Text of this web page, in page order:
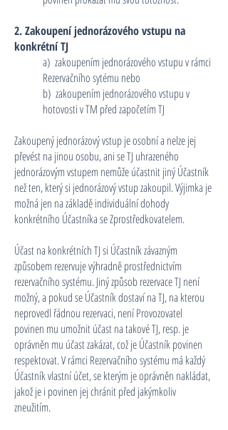
2. Zakoupení jednorázového vstupu na
konkrétní TJ
a) zakoupením jednorázového vstupu v rámci
Rezervačního sytému nebo
b) zakoupením jednorázového vstupu v
hotovosti v TM před započetím TJ
Zakoupený jednorázový vstup je osobní a nelze jej
převést na jinou osobu, ani se TJ uhrazeného
jednorázovým vstupem nemůže účastnit jiný Účastník
než ten, který si jednorázový vstup zakoupil. Výjimka je
možná jen na základě individuální dohody
konkrétního Účastníka se Zprostředkovatelem.
Účast na konkrétních TJ si Účastník závazným
způsobem rezervuje výhradně prostřednictvím
rezervačního systému. Jiný způsob rezervace TJ není
možný, a pokud se Účastník dostaví na TJ, na kterou
neprovedl řádnou rezervaci, není Provozovatel
povinen mu umožnit účast na takové TJ, resp. je
oprávněn mu účast zakázat, což je Účastník povinen
respektovat. V rámci Rezervačního systému má každý
Účastník vlastní účet, se kterým je oprávněn nakládat,
jakož je i povinen jej chránit před jakýmkoliv
zneužitím.